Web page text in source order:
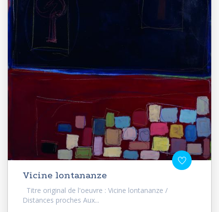
Vicine lontananze
Titre original de l'oeuvre : Vicine lontananze /
Distances proches Aux...